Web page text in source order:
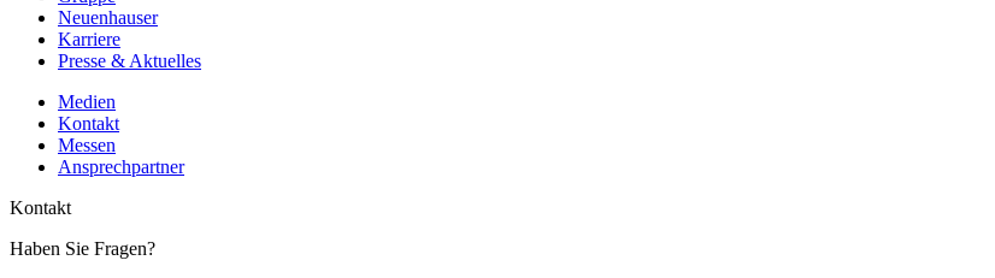
Neuenhauser
Karriere
Presse & Aktuelles
Medien
Kontakt
Messen
Ansprechpartner
Kontakt
Haben Sie Fragen?